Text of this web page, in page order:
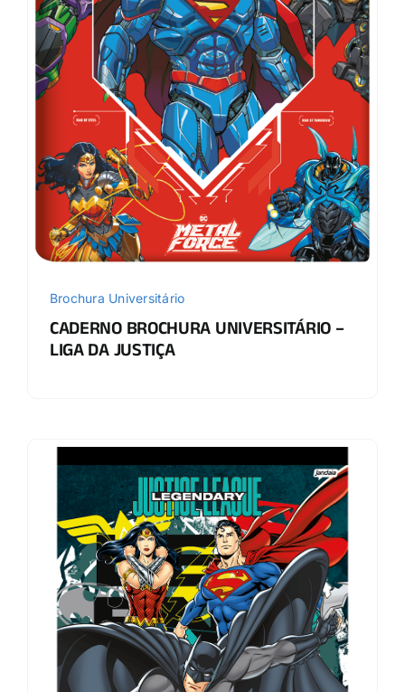
Brochura Universitário
CADERNO BROCHURA UNIVERSITÁRIO –
LIGA DA JUSTIÇA